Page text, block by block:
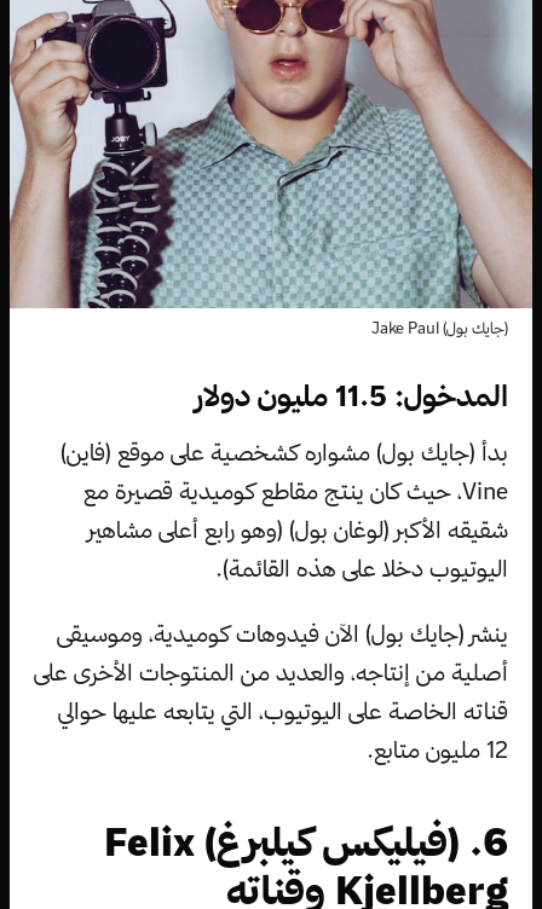
(جايك بول) Jake Paul
المدخول: 11.5 مليون دولار
بدأ (جايك بول) مشواره كشخصية على موقع (فاين)
Vine، حيث كان ينتج مقاطع كوميدية قصيرة مع
شقيقه الأكبر (لوغان بول) (وهو رابع أعلى مشاهير
اليوتيوب دخلا على هذه القائمة).
ينشر (جايك بول) الآن فيدوهات كوميدية، وموسيقى
أصلية من إنتاجه، والعديد من المنتوجات الأخرى على
قناته الخاصة على اليوتيوب، التي يتابعه عليها حوالي
12 مليون متابع.
6. (فيليكس كيلبرغ) Felix
Kjellberg وقناته